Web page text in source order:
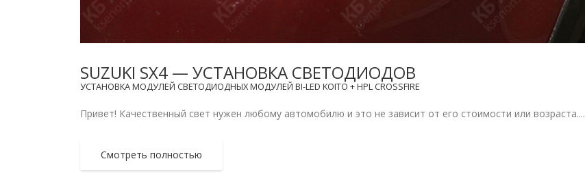
SUZUKI SX4 — УСТАНОВКА СВЕТОДИОДОВ
УСТАНОВКА МОДУЛЕЙ СВЕТОДИОДНЫХ МОДУЛЕЙ BI-LED KOITO + HPL CROSSFIRE
Привет! Качественный свет нужен любому автомобилю и это не зависит от его стоимости или возраста....
Смотреть полностью